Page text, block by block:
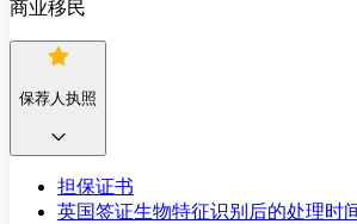
商业移民
保荐人执照
担保证书
英国签证生物特征识别后的处理时